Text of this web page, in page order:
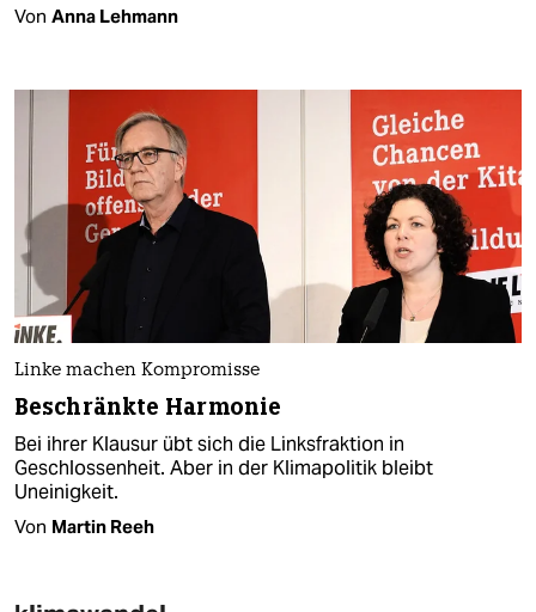
Von Anna Lehmann
Linke machen Kompromisse
Beschränkte Harmonie
Bei ihrer Klausur übt sich die Linksfraktion in
Geschlossenheit. Aber in der Klimapolitik bleibt
Uneinigkeit.
Von Martin Reeh